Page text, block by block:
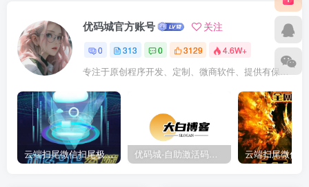
优码城官方账号 关注
0 313 0 3129 4.6W+
专注于原创程序开发、定制、微商软件、提供有保障的维护及售后，做高品质程序网站认准万码库。
云端扫尾微信扫尾极光,天使,格力,新百伦双号正版点数点卡授权充值 优码城-自助激活码商城-自助购卡点击-激活码24小时自助发卡地址